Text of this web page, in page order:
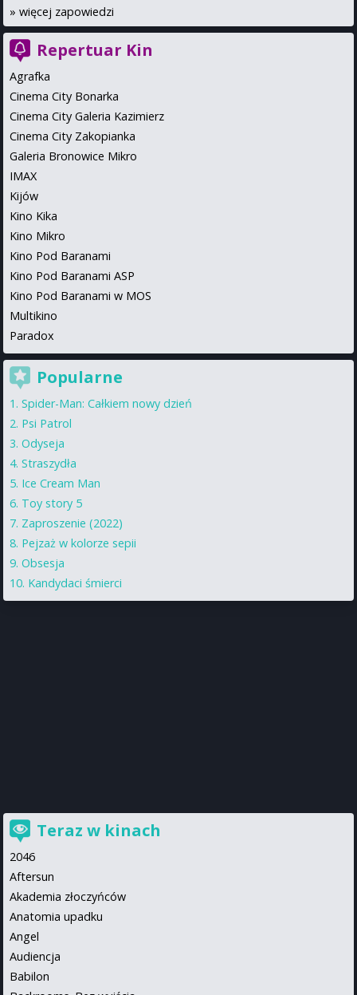
» więcej zapowiedzi
Repertuar Kin
Agrafka
Cinema City Bonarka
Cinema City Galeria Kazimierz
Cinema City Zakopianka
Galeria Bronowice Mikro
IMAX
Kijów
Kino Kika
Kino Mikro
Kino Pod Baranami
Kino Pod Baranami ASP
Kino Pod Baranami w MOS
Multikino
Paradox
Popularne
Spider-Man: Całkiem nowy dzień
Psi Patrol
Odyseja
Straszydła
Ice Cream Man
Toy story 5
Zaproszenie (2022)
Pejzaż w kolorze sepii
Obsesja
Kandydaci śmierci
Teraz w kinach
2046
Aftersun
Akademia złoczyńców
Anatomia upadku
Angel
Audiencja
Babilon